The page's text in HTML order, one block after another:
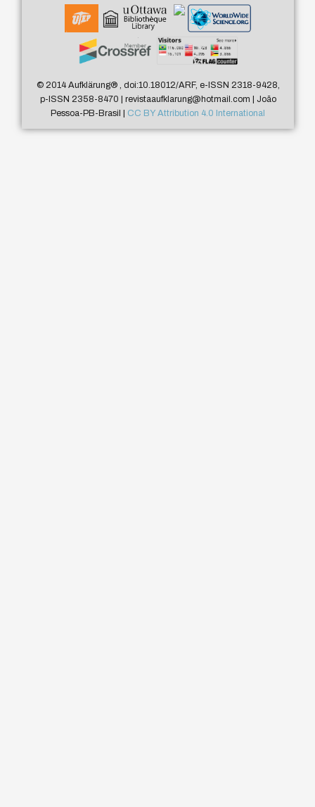
© 2014 Aufklärung®, doi:10.18012/ARF, e-ISSN 2318-9428,
p-ISSN 2358-8470 | revistaaufklarung@hotmail.com | João
Pessoa-PB-Brasil | CC BY Attribution 4.0 International